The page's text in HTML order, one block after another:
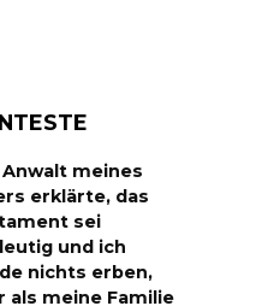
meines
erklärte, das
sei
und ich
nichts erben,
als meine Familie